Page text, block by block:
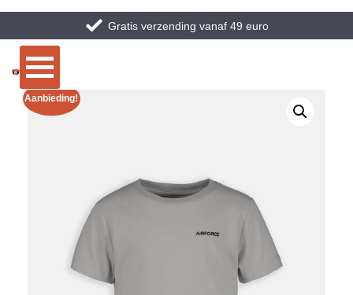
Gratis verzending vanaf 49 euro
Aanbieding!